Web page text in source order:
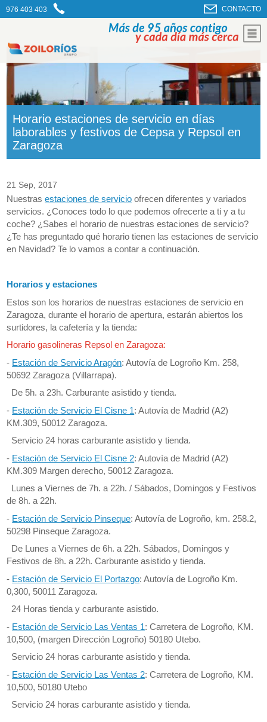
976 403 403 CONTACTO
Horario estaciones de servicio en días
laborables y festivos de Cepsa y Repsol en
Zaragoza
21 Sep, 2017
Nuestrasestaciones de servicio ofrecen diferentes y variados
servicios. ¿Conoces todo lo que podemos ofrecerte a ti y a tu
coche? ¿Sabes el horario de nuestras estaciones de servicio?
¿Te has preguntado qué horario tienen las estaciones de servicio
en Navidad? Te lo vamos a contar a continuación.
Horarios y estaciones
Estos son los horarios de nuestras estaciones de servicio en
Zaragoza, durante el horario de apertura, estarán abiertos los
surtidores, la cafetería y la tienda:
Horario gasolineras Repsol en Zaragoza:
- Estación de Servicio Aragón: Autovía de Logroño Km. 258,
50692 Zaragoza (Villarrapa).
De 5h. a 23h. Carburante asistido y tienda.
- Estación de Servicio El Cisne 1: Autovía de Madrid (A2)
KM.309, 50012 Zaragoza.
Servicio 24 horas carburante asistido y tienda.
- Estación de Servicio El Cisne 2: Autovía de Madrid (A2)
KM.309 Margen derecho, 50012 Zaragoza.
Lunes a Viernes de 7h. a 22h. / Sábados, Domingos y Festivos
de 8h. a 22h.
- Estación de Servicio Pinseque: Autovía de Logroño, km. 258.2,
50298 Pinseque Zaragoza.
De Lunes a Viernes de 6h. a 22h. Sábados, Domingos y
Festivos de 8h. a 22h. Carburante asistido y tienda.
- Estación de Servicio El Portazgo: Autovía de Logroño Km.
0,300, 50011 Zaragoza.
24 Horas tienda y carburante asistido.
- Estación de Servicio Las Ventas 1: Carretera de Logroño, KM.
10,500, (margen Dirección Logroño) 50180 Utebo.
Servicio 24 horas carburante asistido y tienda.
- Estación de Servicio Las Ventas 2: Carretera de Logroño, KM.
10,500, 50180 Utebo
Servicio 24 horas carburante asistido y tienda.